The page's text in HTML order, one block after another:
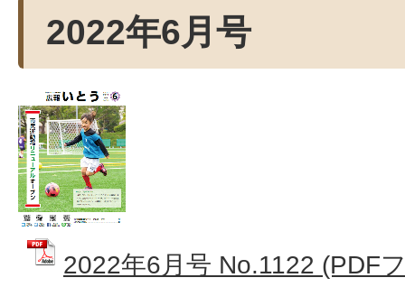
2022年6月号
2022年6月号 No.1122 (PDF